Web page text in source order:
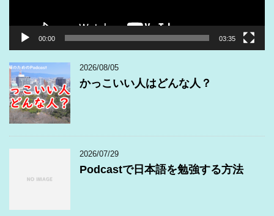
00:00 03:35
2026/08/05
かっこいい人はどんな人？
2026/07/29
Podcastで日本語を勉強する方法